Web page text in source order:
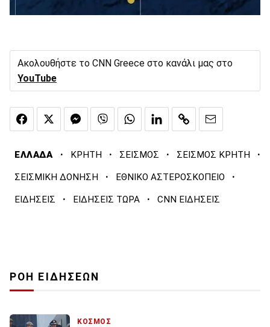
Ακολουθήστε το CNN Greece στο κανάλι μας στο
YouTube
ΕΛΛΑΔΑ · ΚΡΗΤΗ · ΣΕΙΣΜΟΣ · ΣΕΙΣΜΟΣ ΚΡΗΤΗ ·
ΣΕΙΣΜΙΚΗ ΔΟΝΗΣΗ · ΕΘΝΙΚΟ ΑΣΤΕΡΟΣΚΟΠΕΙΟ ·
ΕΙΔΗΣΕΙΣ · ΕΙΔΗΣΕΙΣ ΤΩΡΑ · CNN ΕΙΔΗΣΕΙΣ
ΡΟΗ ΕΙΔΗΣΕΩΝ
ΚΟΣΜΟΣ